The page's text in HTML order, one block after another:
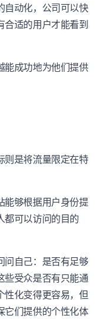
自动化，公司可以快
合适的用户才能看到
能成功地为他们提供
则是将流量限定在特
能够根据用户身份提
都可以访问的目的
问自己：是否有足够
些受众是否有只能通
性化变得更容易，但
它们提供的个性化体